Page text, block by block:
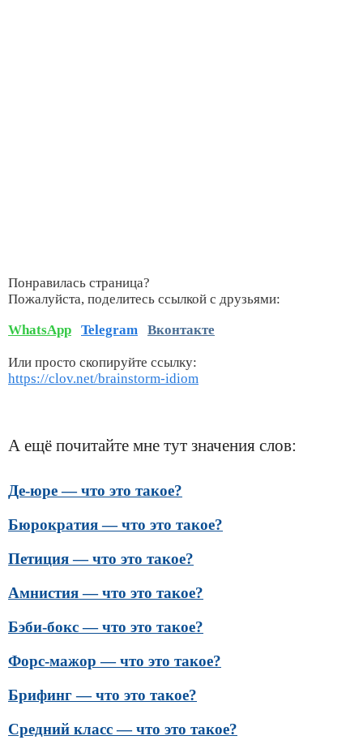
Понравилась страница?
Пожалуйста, поделитесь ссылкой с друзьями:
WhatsApp
Telegram Вконтакте
Или просто скопируйте ссылку:
https://clov.net/brainstorm-idiom
А ещё почитайте мне тут значения слов:
Де-юре — что это такое?
Бюрократия — что это такое?
Петиция — что это такое?
Амнистия — что это такое?
Бэби-бокс — что это такое?
Форс-мажор — что это такое?
Брифинг — что это такое?
Средний класс — что это такое?